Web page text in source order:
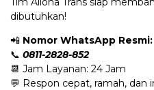
dibutuhkan!
📲 Nomor WhatsApp Resmi:
📞 0811-2828-852
📆 Jam Layanan: 24 Jam
💬 Respon cepat, ramah, dan